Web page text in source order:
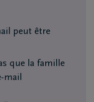
peut être
que la famille
mail